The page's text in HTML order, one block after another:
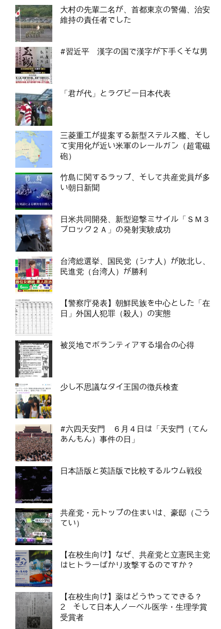
大村の先輩二名が、首都東京の警備、治安
維持の責任者でした
#習近平 漢字の国で漢字が下手くそな男
「君が代」とラグビー日本代表
三菱重工が提案する新型ステルス艦、そし
て実用化が近い米軍のレールガン（超電磁
砲）
竹島に関するラップ、そして共産党員が多
い朝日新聞
日米共同開発、新型迎撃ミサイル「ＳＭ３
ブロック２Ａ」の発射実験成功
台湾総選挙、国民党（シナ人）が敗北し、
民進党（台湾人）が勝利
【警察庁発表】朝鮮民族を中心とした「在
日」外国人犯罪（殺人）の実態
被災地でボランティアする場合の心得
少し不思議なタイ王国の徴兵検査
#六四天安門 ６月４日は「天安門（てん
あんもん）事件の日」
日本語版と英語版で比較するルウム戦役
共産党・元トップの住まいは、豪邸（ごう
てい）
【在校生向け】なぜ、共産党と立憲民主党
はヒトラーばかり攻撃するのですか？
【在校生向け】薬はどうやってできる？
2 そして日本人ノーベル医学・生理学賞
受賞者